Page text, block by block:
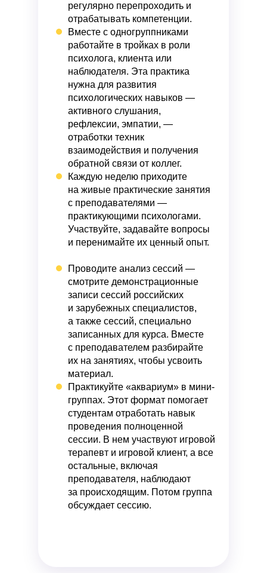
регулярно перепроходить и
отрабатывать компетенции.
Вместе с одногруппниками
работайте в тройках в роли
психолога, клиента или
наблюдателя. Эта практика
нужна для развития
психологических навыков —
активного слушания,
рефлексии, эмпатии, —
отработки техник
взаимодействия и получения
обратной связи от коллег.
Каждую неделю приходите
на живые практические занятия
с преподавателями —
практикующими психологами.
Участвуйте, задавайте вопросы
и перенимайте их ценный опыт.
Проводите анализ сессий —
смотрите демонстрационные
записи сессий российских
и зарубежных специалистов,
а также сессий, специально
записанных для курса. Вместе
с преподавателем разбирайте
их на занятиях, чтобы усвоить
материал.
Практикуйте «аквариум» в мини-
группах. Этот формат помогает
студентам отработать навык
проведения полноценной
сессии. В нем участвуют игровой
терапевт и игровой клиент, а все
остальные, включая
преподавателя, наблюдают
за происходящим. Потом группа
обсуждает сессию.